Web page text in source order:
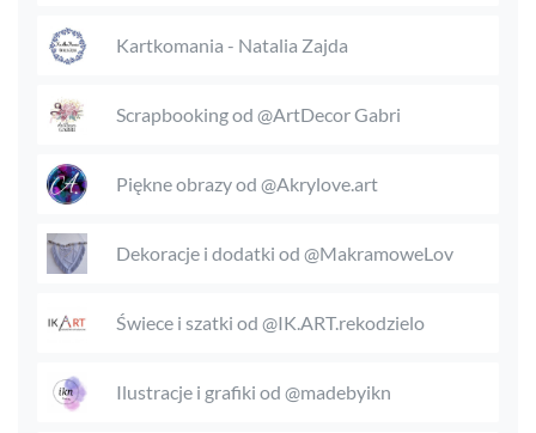
Kartkomania - Natalia Zajda
Scrapbooking od @ArtDecor Gabri
Piękne obrazy od @Akrylove.art
Dekoracje i dodatki od @MakramoweLov
Świece i szatki od @IK.ART.rekodzielo
Ilustracje i grafiki od @madebyikn